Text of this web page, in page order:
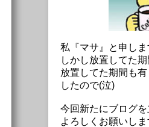
私『マサ』と申しま
しかし放置してた
放置してた期間も
したので(泣)
今回新たにブログを
よろしくお願いしま